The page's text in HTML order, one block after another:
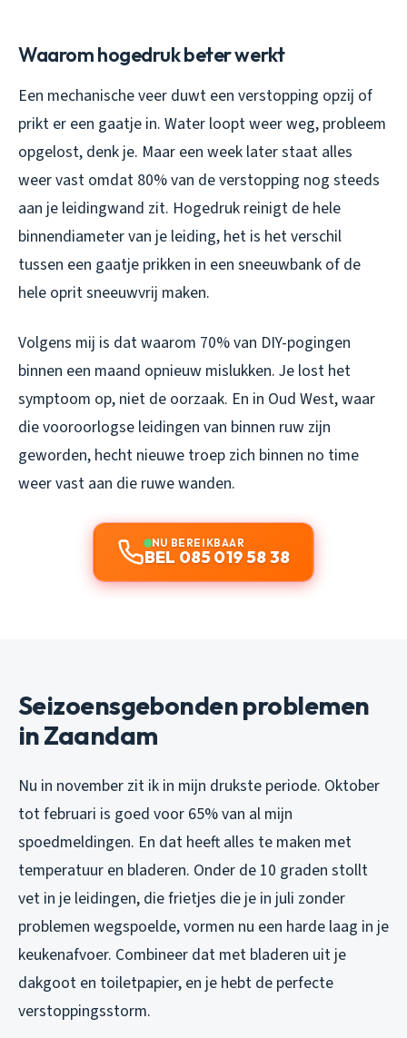
Waarom hogedruk beter werkt
Een mechanische veer duwt een verstopping opzij of
prikt er een gaatje in. Water loopt weer weg, probleem
opgelost, denk je. Maar een week later staat alles
weer vast omdat 80% van de verstopping nog steeds
aan je leidingwand zit. Hogedruk reinigt de hele
binnendiameter van je leiding, het is het verschil
tussen een gaatje prikken in een sneeuwbank of de
hele oprit sneeuwvrij maken.
Volgens mij is dat waarom 70% van DIY-pogingen
binnen een maand opnieuw mislukken. Je lost het
symptoom op, niet de oorzaak. En in Oud West, waar
die vooroorlogse leidingen van binnen ruw zijn
geworden, hecht nieuwe troep zich binnen no time
weer vast aan die ruwe wanden.
NU BEREIKBAAR
BEL 085 019 58 38
Seizoensgebonden problemen
in Zaandam
Nu in november zit ik in mijn drukste periode. Oktober
tot februari is goed voor 65% van al mijn
spoedmeldingen. En dat heeft alles te maken met
temperatuur en bladeren. Onder de 10 graden stollt
vet in je leidingen, die frietjes die je in juli zonder
problemen wegspoelde, vormen nu een harde laag in je
keukenafvoer. Combineer dat met bladeren uit je
dakgoot en toiletpapier, en je hebt de perfecte
verstoppingsstorm.